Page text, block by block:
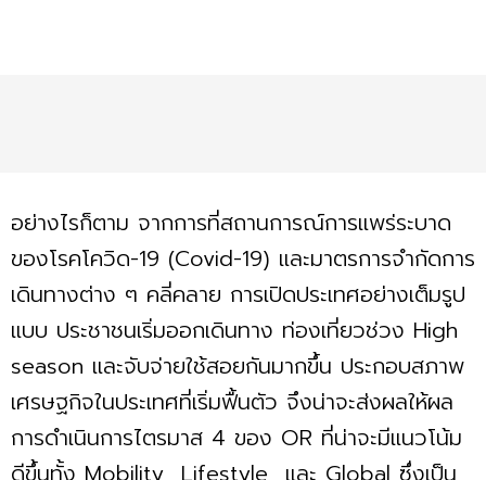
อย่างไรก็ตาม จากการที่สถานการณ์การแพร่ระบาด
ของโรคโควิด-19 (Covid-19) และมาตรการจำกัดการ
เดินทางต่าง ๆ คลี่คลาย การเปิดประเทศอย่างเต็มรูป
แบบ ประชาชนเริ่มออกเดินทาง ท่องเที่ยวช่วง High
season และจับจ่ายใช้สอยกันมากขึ้น ประกอบสภาพ
เศรษฐกิจในประเทศที่เริ่มฟื้นตัว จึงน่าจะส่งผลให้ผล
การดำเนินการไตรมาส 4 ของ OR ที่น่าจะมีแนวโน้ม
ดีขึ้นทั้ง Mobility Lifestyle และ Global ซึ่งเป็น